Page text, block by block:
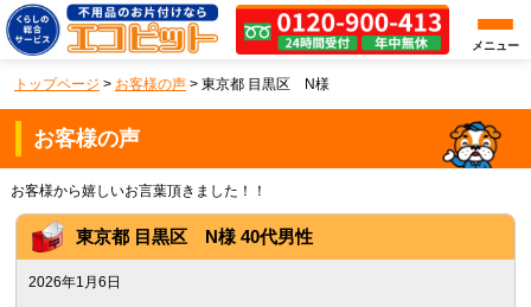
メニュー
トップページ > お客様の声 > 東京都 目黒区 N様
お客様の声
お客様から嬉しいお言葉頂きました！！
東京都 目黒区 N様 40代男性
2026年1月6日